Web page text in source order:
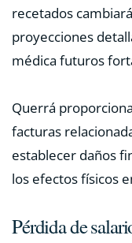
recetados
proyecciones
médica futuros
Querrá
facturas
establecer daños
los efectos físicos
Pérdida de